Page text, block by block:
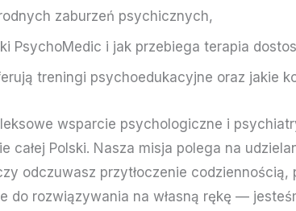
zaburzeń psychicznych,
PsychoMedic i jak przebiega terapia
treningi psychoedukacyjne oraz jakie
wsparcie psychologiczne i
całej Polski. Nasza misja polega na
odczuwasz przytłoczenie
rozwiązywania na własną rękę —